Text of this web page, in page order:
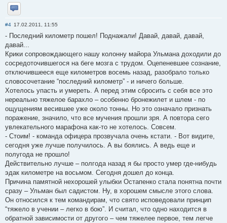
Отправить личное сообщение
#4 17.02.2011, 11:55
- Последний километр пошел! Поднажали! Давай, давай, давай,
давай...
Крики сопровождающего нашу колонну майора Ульмана доходили до
сосредоточившегося на беге мозга с трудом. Оцепеневшее сознание,
отключившееся еще километров восемь назад, разобрало только
словосочетание “последний километр” - и ничего больше.
Хотелось упасть и умереть. А перед этим сбросить с себя все это
нереально тяжелое барахло – особенно бронежилет и шлем - по
ощущениям весившее уже около тонны. Но это означало признать
поражение, значило, что все мучения прошли зря. А повтора сего
увлекательного марафона как-то не хотелось. Совсем.
- Стоим! - команда офицера прозвучала очень кстати. - Вот видите,
сегодня уже лучше получилось. А вы боялись. А ведь еще и
полугода не прошло!
Действительно лучше – полгода назад я бы просто умер где-нибудь
эдак километре на восьмом. Сегодня дошел до конца.
Причина памятной нехорошей улыбки Остапенко стала понятна почти
сразу – Ульман был садистом. Ну, в хорошем смысле этого слова.
Он относился к тем командирам, что свято исповедовали принцип
“тяжело в учении – легко в бою”. И считал, что одно находится в
обратной зависимости от другого – чем тяжелее первое, тем легче